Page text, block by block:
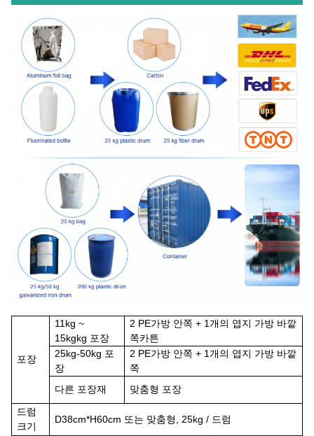
포장
11kg ~
15kgkg 포장
2 PE가방 안쪽 + 1개의 엽지 가방 바깥
쪽카튼
25kg-50kg 포
장
2 PE가방 안쪽 + 1개의 엽지 가방 바깥
쪽
다른 포장재
맞춤형 포장
드럼
크기
D38cm*H60cm 또는 맞춤형, 25kg / 드럼